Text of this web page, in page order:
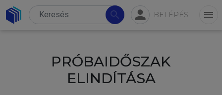
search person BELÉPÉS menu
PRÓBAIDŐSZAK
ELINDÍTÁSA